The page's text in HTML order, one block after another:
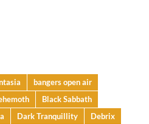
bangers open air
Black Sabbath
Dark Tranquillity
Debrix